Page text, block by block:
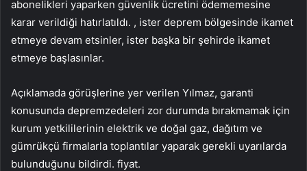
abonelikleri yaparken güvenlik ücretini ödememesine
karar verildiği hatırlatıldı. , ister deprem bölgesinde ikamet
etmeye devam etsinler, ister başka bir şehirde ikamet
etmeye başlasınlar.
Açıklamada görüşlerine yer verilen Yılmaz, garanti
konusunda depremzedeleri zor durumda bırakmamak için
kurum yetkililerinin elektrik ve doğal gaz, dağıtım ve
gümrükçü firmalarla toplantılar yaparak gerekli uyarılarda
bulunduğunu bildirdi. fiyat.